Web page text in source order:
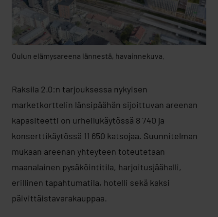
Oulun elämysareena lännestä, havainnekuva.
Raksila 2.0:n tarjouksessa nykyisen
marketkorttelin länsipäähän sijoittuvan areenan
kapasiteetti on urheilukäytössä 8 740 ja
konserttikäytössä 11 650 katsojaa. Suunnitelman
mukaan areenan yhteyteen toteutetaan
maanalainen pysäköintitila, harjoitusjäähalli,
erillinen tapahtumatila, hotelli sekä kaksi
päivittäistavarakauppaa.